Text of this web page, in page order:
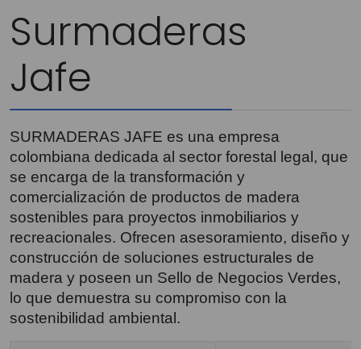
Surmaderas
Jafe
SURMADERAS JAFE es una empresa
colombiana dedicada al sector forestal legal, que
se encarga de la transformación y
comercialización de productos de madera
sostenibles para proyectos inmobiliarios y
recreacionales. Ofrecen asesoramiento, diseño y
construcción de soluciones estructurales de
madera y poseen un Sello de Negocios Verdes,
lo que demuestra su compromiso con la
sostenibilidad ambiental.